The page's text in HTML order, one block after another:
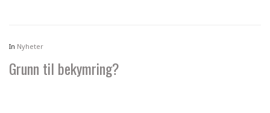
In Nyheter
Grunn til bekymring?